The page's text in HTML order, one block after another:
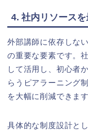
4. 社内リソース
外部講師に依存しな
の重要な要素です。
して活用し、初心者
らうピアラーニング
を大幅に削減できます
具体的な制度設計と